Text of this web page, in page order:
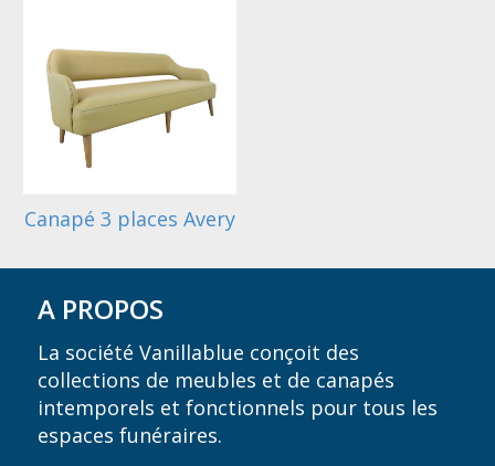
Canapé 3 places Avery
A PROPOS
La société Vanillablue conçoit des
collections de meubles et de canapés
intemporels et fonctionnels pour tous les
espaces funéraires.